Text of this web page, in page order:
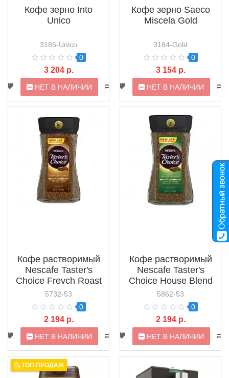
Кофе зерно Into
Unico
3185-Unico
0
3 204 р.
НЕТ В НАЛИЧИИ
Кофе зерно Saeco
Miscela Gold
3184-Gold
0
3 154 р.
НЕТ В НАЛИЧИИ
Кофе растворимый
Nescafe Taster's
Choice Frevch Roast
5732-53
0
2 194 р.
НЕТ В НАЛИЧИИ
Кофе растворимый
Nescafe Taster's
Choice House Blend
5862-53
0
2 194 р.
НЕТ В НАЛИЧИИ
ТОП ПРОДАЖ